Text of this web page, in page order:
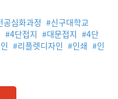
심화과정 #신구대학교
#4단접지 #대문접지 #4단
#리플렛디자인 #인쇄 #인